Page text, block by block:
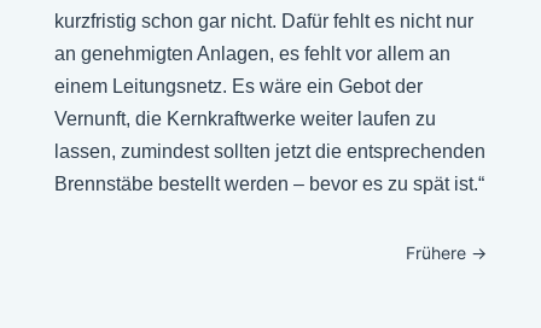
kurzfristig schon gar nicht. Dafür fehlt es nicht nur
an genehmigten Anlagen, es fehlt vor allem an
einem Leitungsnetz. Es wäre ein Gebot der
Vernunft, die Kernkraftwerke weiter laufen zu
lassen, zumindest sollten jetzt die entsprechenden
Brennstäbe bestellt werden – bevor es zu spät ist.“
Frühere →